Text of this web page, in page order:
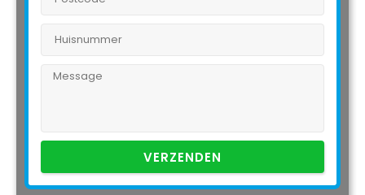
VERZENDEN